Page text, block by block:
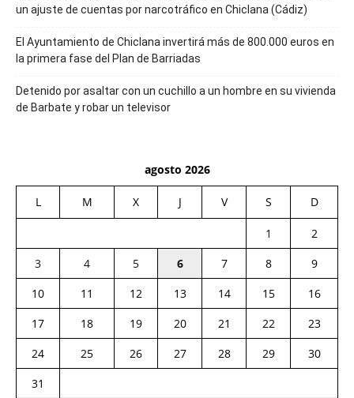
un ajuste de cuentas por narcotráfico en Chiclana (Cádiz)
El Ayuntamiento de Chiclana invertirá más de 800.000 euros en
la primera fase del Plan de Barriadas
Detenido por asaltar con un cuchillo a un hombre en su vivienda
de Barbate y robar un televisor
agosto 2026
L M X J V S D
1
2
3
4 5 6 7 8
9
10
11 12 13 14 15
16
17
18 19 20 21 22
23
24
25 26 27 28 29
30
31